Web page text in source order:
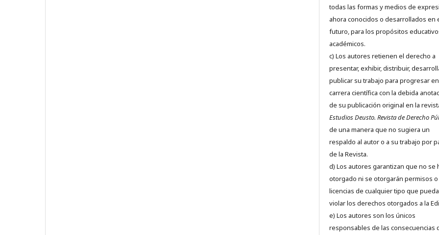
todas las formas y medios de
ahora conocidos o desarrollados en
futuro, para los propósitos
académicos.
c) Los autores retienen el derecho a
presentar, exhibir, distribuir,
publicar su trabajo para progresar
carrera científica con la debida
de su publicación original en la
Estudios Deusto. Revista de Derecho
de una manera que no sugiera un
respaldo al autor o a su trabajo por
de la Revista.
d) Los autores garantizan que no se
otorgado ni se otorgarán permisos o
licencias de cualquier tipo que
violar los derechos otorgados a la
e) Los autores son los únicos
responsables de las consecuencias